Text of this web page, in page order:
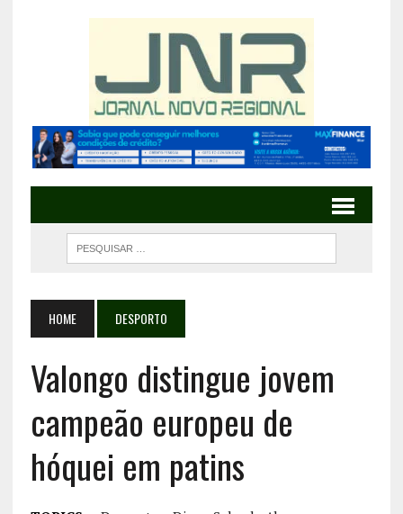
HOME DESPORTO
Valongo distingue jovem
campeão europeu de
hóquei em patins